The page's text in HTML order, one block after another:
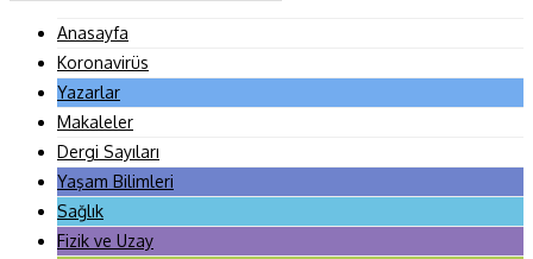
Anasayfa
Koronavirüs
Yazarlar
Makaleler
Dergi Sayıları
Yaşam Bilimleri
Sağlık
Fizik ve Uzay